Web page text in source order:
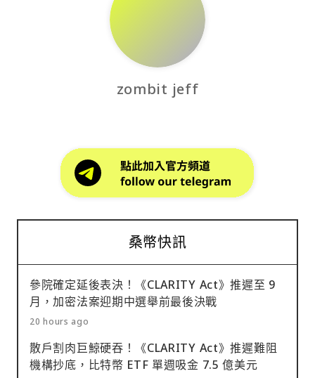
zombit jeff
桑幣快訊
參院確定延後表決！《CLARITY Act》推遲至 9
月，加密法案迎期中選舉前最後決戰
20 hours ago
散戶割肉巨鯨硬吞！《CLARITY Act》推遲難阻
機構抄底，比特幣 ETF 單週吸金 7.5 億美元